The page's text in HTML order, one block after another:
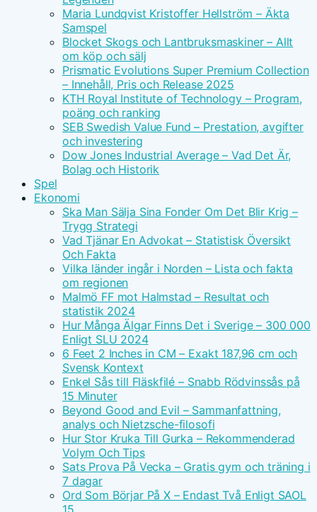
Maria Lundqvist Kristoffer Hellström – Äkta
Samspel
Blocket Skogs och Lantbruksmaskiner – Allt
om köp och sälj
Prismatic Evolutions Super Premium Collection
– Innehåll, Pris och Release 2025
KTH Royal Institute of Technology – Program,
poäng och ranking
SEB Swedish Value Fund – Prestation, avgifter
och investering
Dow Jones Industrial Average – Vad Det Är,
Bolag och Historik
Spel
Ekonomi
Ska Man Sälja Sina Fonder Om Det Blir Krig –
Trygg Strategi
Vad Tjänar En Advokat – Statistisk Översikt
Och Fakta
Vilka länder ingår i Norden – Lista och fakta
om regionen
Malmö FF mot Halmstad – Resultat och
statistik 2024
Hur Många Älgar Finns Det i Sverige – 300 000
Enligt SLU 2024
6 Feet 2 Inches in CM – Exakt 187,96 cm och
Svensk Kontext
Enkel Sås till Fläskfilé – Snabb Rödvinssås på
15 Minuter
Beyond Good and Evil – Sammanfattning,
analys och Nietzsche-filosofi
Hur Stor Kruka Till Gurka – Rekommenderad
Volym Och Tips
Sats Prova På Vecka – Gratis gym och träning i
7 dagar
Ord Som Börjar På X – Endast Två Enligt SAOL
15